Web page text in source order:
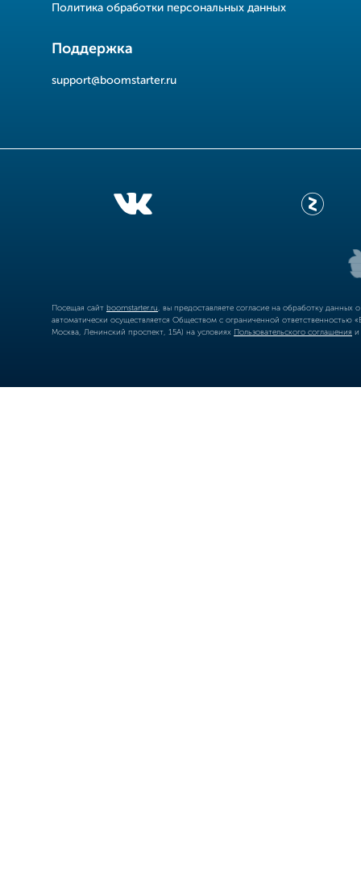
Политика обработки персональных данных
Поддержка
support@boomstarter.ru
Посещая сайт boomstarter.ru , вы предоставляете согласие на обработку
автоматически осуществляется Обществом с ограниченной
Москва, Ленинский проспект, 15А) на условиях Пользовательского соглашения и